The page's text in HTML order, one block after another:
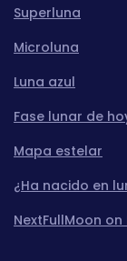
Superluna
Microluna
Luna azul
Fase lunar de
Mapa estelar
¿Ha nacido en
NextFullMoon